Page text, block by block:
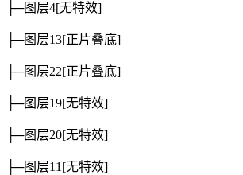
├─图层4[无特效]
├─图层13[正片叠底]
├─图层22[正片叠底]
├─图层19[无特效]
├─图层20[无特效]
├─图层11 [无特效]